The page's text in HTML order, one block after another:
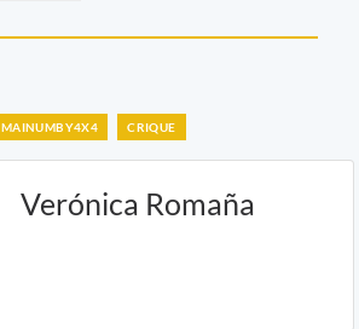
MAINUMBY4X4 CRIQUE
Verónica Romaña